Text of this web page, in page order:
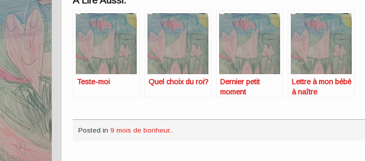
Teste-moi Quel choix du roi?
Dernier petit
moment
Lettre à mon bébé
à naître
Posted in 9 mois de bonheur...